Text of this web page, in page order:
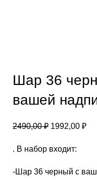
Шар 36
вашей
2490,00₽ 1992,00 ₽
. В набор входит:
-Шар 36 черный с